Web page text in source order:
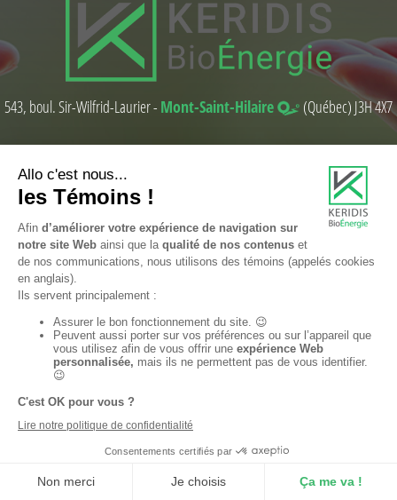
543, boul. Sir-Wilfrid-Laurier - Mont-Saint-Hilaire (Québec) J3H 4X7
©